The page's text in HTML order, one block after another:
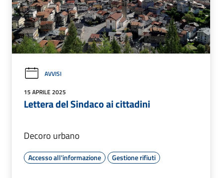
AVVISI
15 APRILE 2025
Lettera del Sindaco ai cittadini
Decoro urbano
Accesso all'informazione Gestione rifiuti